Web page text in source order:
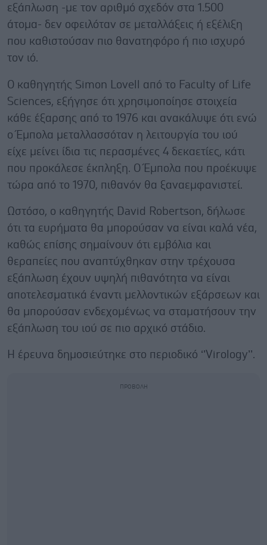
εξάπλωση -με τον αριθμό σχεδόν στα 1.500
άτομα- δεν οφειλόταν σε μεταλλάξεις ή εξέλιξη
που καθιστούσαν πιο θανατηφόρο ή πιο ισχυρό
τον ιό.
Ο καθηγητής Simon Lovell από το Faculty of Life
Sciences, εξήγησε ότι χρησιμοποίησε στοιχεία
κάθε έξαρσης από το 1976 και ανακάλυψε ότι ενώ
ο Έμπολα μεταλλασσόταν η λειτουργία του ιού
είχε μείνει ίδια τις περασμένες 4 δεκαετίες, κάτι
που προκάλεσε έκπληξη. Ο Έμπολα που προέκυψε
τώρα από το 1970, πιθανόν θα ξαναεμφανιστεί.
Ωστόσο, ο καθηγητής David Robertson, δήλωσε
ότι τα ευρήματα θα μπορούσαν να είναι καλά νέα,
καθώς επίσης σημαίνουν ότι εμβόλια και
θεραπείες που αναπτύχθηκαν στην τρέχουσα
εξάπλωση έχουν υψηλή πιθανότητα να είναι
αποτελεσματικά έναντι μελλοντικών εξάρσεων και
θα μπορούσαν ενδεχομένως να σταματήσουν την
εξάπλωση του ιού σε πιο αρχικό στάδιο.
Η έρευνα δημοσιεύτηκε στο περιοδικό ‘’Virology’’.